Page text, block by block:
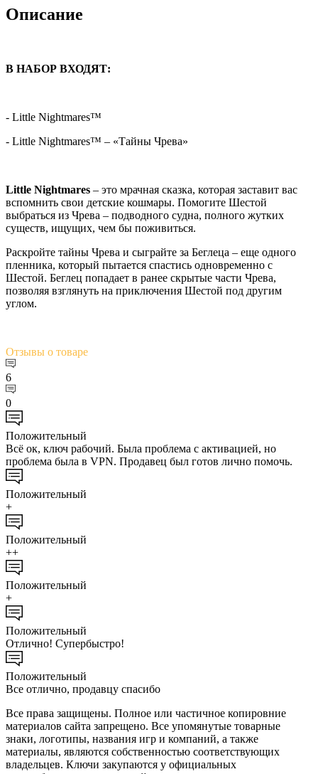
Описание
В НАБОР ВХОДЯТ:
- Little Nightmares™
- Little Nightmares™ – «Тайны Чрева»
Little Nightmares – это мрачная сказка, которая заставит вас
вспомнить свои детские кошмары. Помогите Шестой
выбраться из Чрева – подводного судна, полного жутких
существ, ищущих, чем бы поживиться.
Раскройте тайны Чрева и сыграйте за Беглеца – еще одного
пленника, который пытается спастись одновременно с
Шестой. Беглец попадает в ранее скрытые части Чрева,
позволяя взглянуть на приключения Шестой под другим
углом.
Отзывы о товаре
6
0
Положительный
Всё ок, ключ рабочий. Была проблема с активацией, но
проблема была в VPN. Продавец был готов лично помочь.
Положительный
+
Положительный
++
Положительный
+
Положительный
Отлично! Супербыстро!
Положительный
Все отлично, продавцу спасибо
Все права защищены. Полное или частичное копировние
материалов сайта запрещено. Все упомянутые товарные
знаки, логотипы, названия игр и компаний, а также
материалы, являются собственностью соответствующих
владельцев. Ключи закупаются у официальных